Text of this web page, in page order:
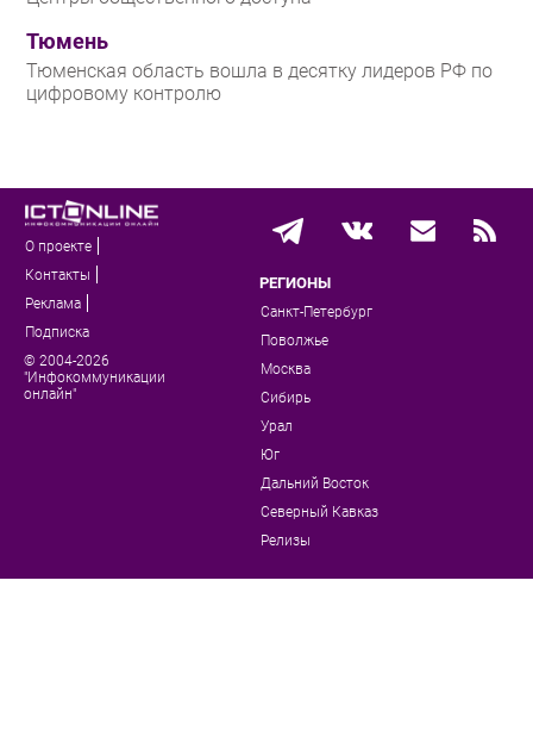
Тюмень
Тюменская область вошла в десятку лидеров РФ по
цифровому контролю
О проекте
Контакты
Реклама
Подписка
© 2004-2026
"Инфокоммуникации
онлайн"
РЕГИОНЫ
Санкт-Петербург
Поволжье
Москва
Сибирь
Урал
Юг
Дальний Восток
Северный Кавказ
Релизы